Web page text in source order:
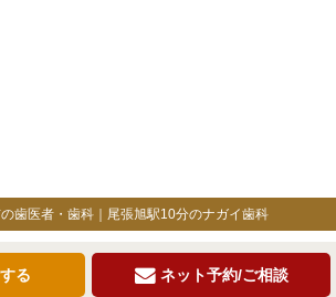
歯医者・歯科｜尾張旭駅10分のナガイ歯科
る ネット予約/ご相談